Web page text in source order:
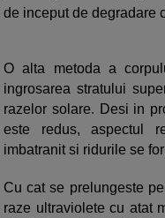
de inceput de degradare
O alta metoda a
ingrosarea stratului
razelor solare. Desi in
este redus, aspectul
imbatranit si ridurile se
Cu cat se prelungeste
raze ultraviolete cu atat